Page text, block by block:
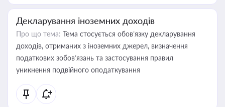
Декларування іноземних доходів
Про що тема: Тема стосується обов’язку декларування
доходів, отриманих з іноземних джерел, визначення
податкових зобов’язань та застосування правил
уникнення подвійного оподаткування